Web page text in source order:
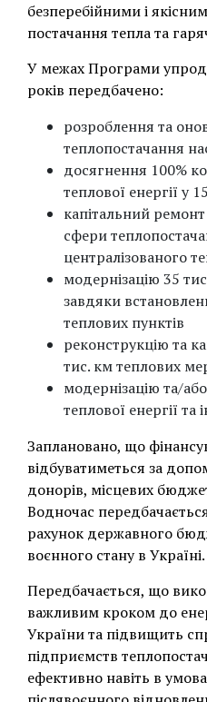
безперебійними і
постачання тепла та
У межах Програми
років передбачено:
розроблення та
теплопостачання
досягнення 100%
теплової енергії у
капітальний ремонт
сфери
централізованого
модернізацію 35
завдяки
теплових пунктів
реконструкцію та
тис. км теплових
модернізацію та/
теплової енергії та
Заплановано, що
відбуватиметься за
донорів, місцевих
Водночас
рахунок державного
воєнного стану в Україні.
Передбачається, що
важливим кроком до
України та підвищить
підприємств
ефективно навіть в